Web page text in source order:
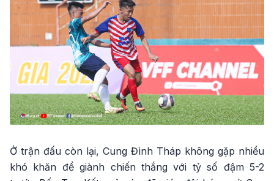
Ở trận đấu còn lại, Cung Đình Tháp không gặp nhiều
khó khăn để giành chiến thắng với tỷ số đậm 5-2